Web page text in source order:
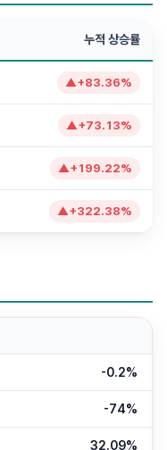
누적 상승률
▲+83.36%
▲+73.13%
▲+ 199.22%
▲+322.38%
-0.2%
-74%
32.09%